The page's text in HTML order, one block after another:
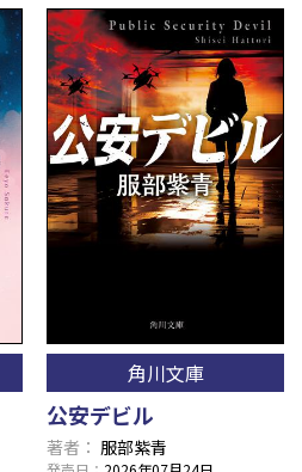
角川文庫
公安デビル
著者 服部紫青